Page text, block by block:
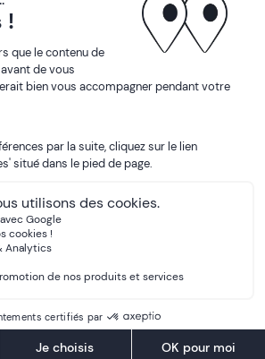
Instagram
Pinterest
LinkedIn
Partenariat
Mentions légales
Gestion des cookies